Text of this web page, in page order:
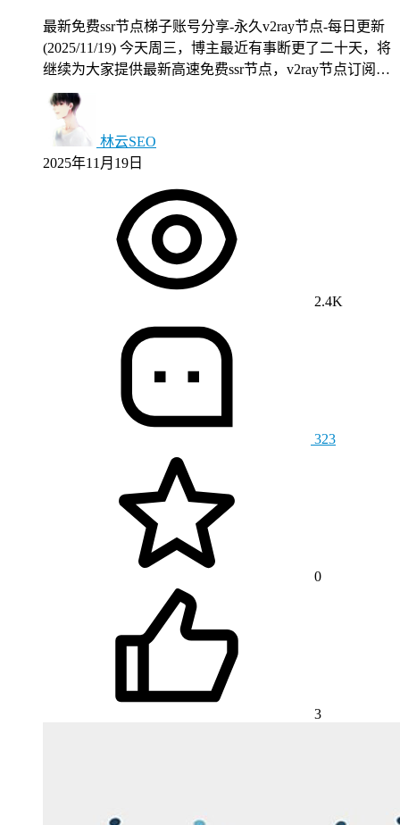
最新免费ssr节点梯子账号分享-永久v2ray节点-每日更新
(2025/11/19) 今天周三，博主最近有事断更了二十天，将
继续为大家提供最新高速免费ssr节点，v2ray节点订阅…
林云SEO
2025年11月19日
2.4K
323
0
3